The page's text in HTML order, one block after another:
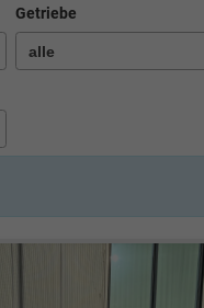
Getriebe